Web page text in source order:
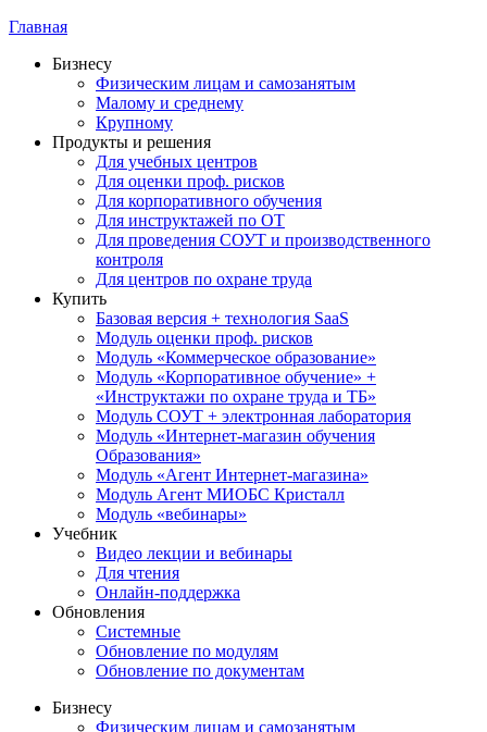
Главная
Бизнесу
Физическим лицам и самозанятым
Малому и среднему
Крупному
Продукты и решения
Для учебных центров
Для оценки проф. рисков
Для корпоративного обучения
Для инструктажей по ОТ
Для проведения СОУТ и производственного
контроля
Для центров по охране труда
Купить
Базовая версия + технология SaaS
Модуль оценки проф. рисков
Модуль «Коммерческое образование»
Модуль «Корпоративное обучение» +
«Инструктажи по охране труда и ТБ»
Модуль СОУТ + электронная лаборатория
Модуль «Интернет-магазин обучения
Образования»
Модуль «Агент Интернет-магазина»
Модуль Агент МИОБС Кристалл
Модуль «вебинары»
Учебник
Видео лекции и вебинары
Для чтения
Онлайн-поддержка
Обновления
Системные
Обновление по модулям
Обновление по документам
Бизнесу
Физическим лицам и самозанятым